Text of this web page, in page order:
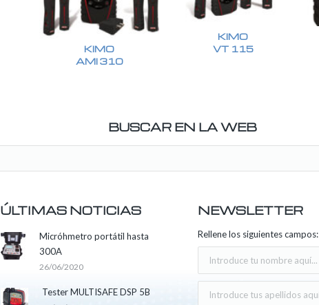
KIMO
VT 115
KIMO
AMI 310
BUSCAR EN LA WEB
ÚLTIMAS NOTICIAS
Micróhmetro portátil hasta
300A
26/06/2020
Tester MULTISAFE DSP 5B
NEWSLETTER
Rellene los siguientes campos: